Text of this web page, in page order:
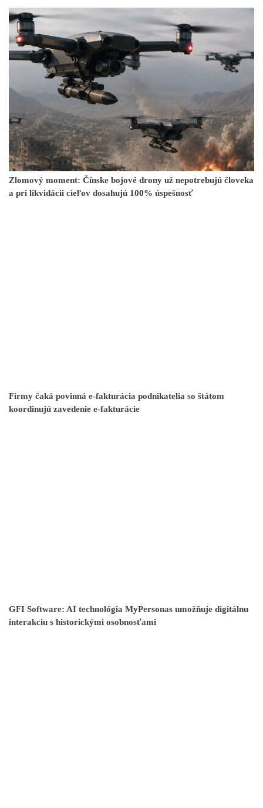
Zlomový moment: Čínske bojové drony už nepotrebujú človeka
a pri likvidácii cieľov dosahujú 100% úspešnosť
Firmy čaká povinná e-fakturácia podnikatelia so štátom
koordinujú zavedenie e-fakturácie
GFI Software: AI technológia MyPersonas umožňuje digitálnu
interakciu s historickými osobnosťami